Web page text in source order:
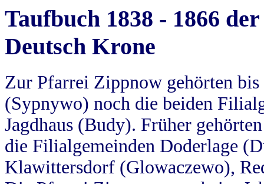
Taufbuch 1838 - 1866
Deutsch Krone
Zur Pfarrei Zippnow gehörten
(Sypnywo) noch die beiden
Jagdhaus (Budy). Früher
die Filialgemeinden Doderlage
Klawittersdorf (Glowaczewo),